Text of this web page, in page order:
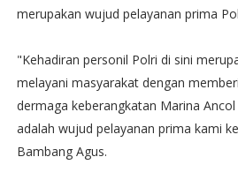
merupakan wujud pelayanan prima
"Kehadiran personil Polri di sini
melayani masyarakat dengan
dermaga keberangkatan Marina
adalah wujud pelayanan prima kami
Bambang Agus.